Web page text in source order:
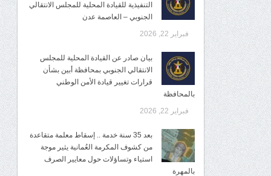
التنفيذية للقيادة المحلية للمجلس الانتقالي
الجنوبي – العاصمة عدن
فبراير 22, 2026
بيان صادر عن القيادة المحلية للمجلس
الانتقالي الجنوبي بمحافظة أبين بشأن
قرارات تغيير قيادة الأمن الوطني
بالمحافظة
فبراير 22, 2026
بعد 35 سنة خدمة .. إسقاط معلمة متقاعدة
من كشوف المكرمة العُمانية يثير موجة
استياء وتساؤلات حول معايير الصرف
بالمهرة